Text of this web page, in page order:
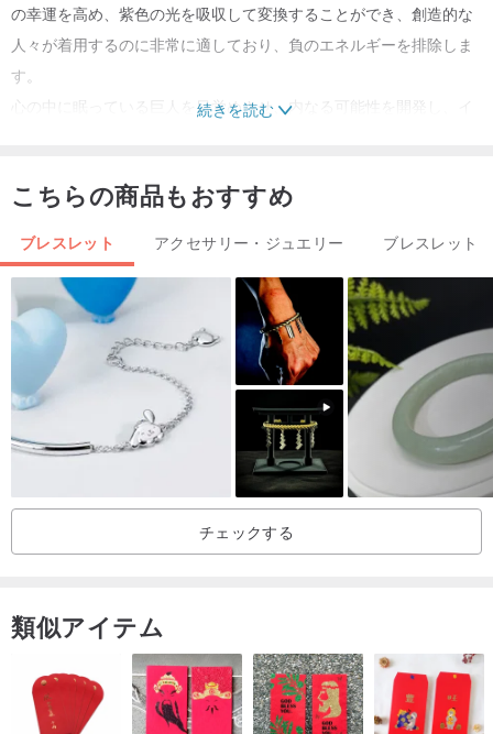
の幸運を高め、紫色の光を吸収して変換することができ、創造的な
人々が着用するのに非常に適しており、負のエネルギーを排除しま
す。
心の中に眠っている巨人を目覚めさせ、内なる可能性を開発し、イ
2月の石は魂の石でもあり、自分を大切にし、落ち着きと謙虚さを取
シュグライ石は愛の石としても知られており、完全な精神性を表
し、チャクラに制限されず、愛の流れが妨げられることなく流れる
ことを可能にし、ポジティブな方向へと導きます。
石の高貴な紫の色は、ガラス質から蝋の光沢を備えたテクスチャー
のある表面を持ち、神秘的なクールな紫の輝きを放ちます。
続きを読む
こちらの商品もおすすめ
ブレスレット アクセサリー・ジュエリー ブレスレット
チェックする
類似アイテム